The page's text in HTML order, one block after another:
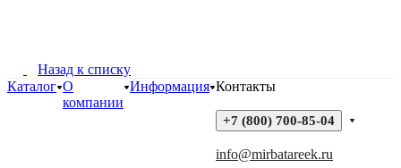
Назад к списку
Каталог О
компании
Информация Контакты
+7 (800) 700-85-04
info@mirbatareek.ru